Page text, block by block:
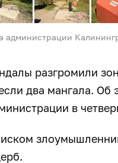
администрации
разгромили
два мангала. Об
в